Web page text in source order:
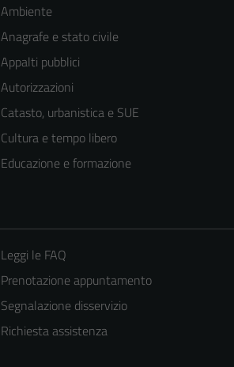
Ambiente
Anagrafe e stato civile
Appalti pubblici
Autorizzazioni
Catasto, urbanistica e SUE
Cultura e tempo libero
Educazione e formazione
Leggi le FAQ
Prenotazione appuntamento
Segnalazione disservizio
Richiesta assistenza